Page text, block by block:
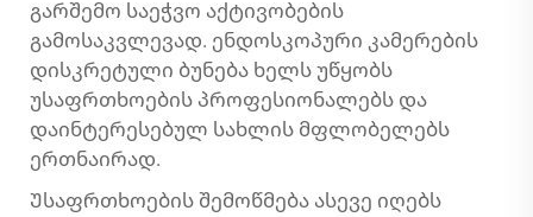
გარშემო საეჭვო აქტივობების
გამოსაკვლევად. ენდოსკოპური კამერების
დისკრეტული ბუნება ხელს უწყობს
უსაფრთხოების პროფესიონალებს და
დაინტერესებულ სახლის მფლობელებს
ერთნაირად.
Უსაფრთხოების შემოწმება ასევე იღებს